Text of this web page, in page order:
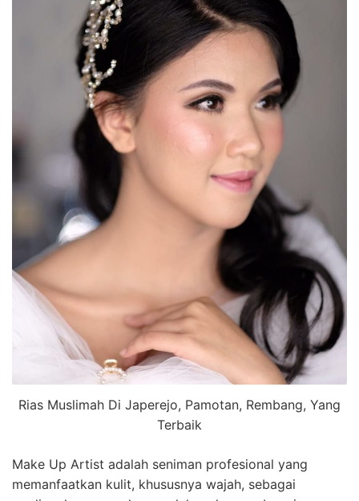
Rias Muslimah Di Japerejo, Pamotan, Rembang, Yang
Terbaik
Make Up Artist adalah seniman profesional yang
memanfaatkan kulit, khususnya wajah, sebagai